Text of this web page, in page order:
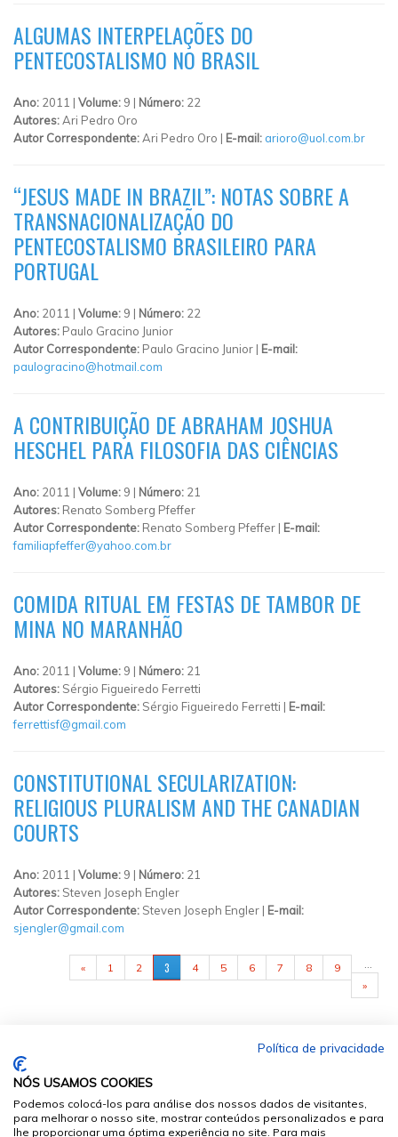
ALGUMAS INTERPELAÇÕES DO
PENTECOSTALISMO NO BRASIL
Ano: 2011 | Volume: 9 | Número: 22
Autores:Ari Pedro Oro
Autor Correspondente:Ari Pedro Oro | E-mail: arioro@uol.com.br
“JESUS MADE IN BRAZIL”: NOTAS SOBRE A
TRANSNACIONALIZAÇÃO DO
PENTECOSTALISMO BRASILEIRO PARA
PORTUGAL
Ano: 2011 | Volume: 9 | Número: 22
Autores: Paulo Gracino Junior
Autor Correspondente: Paulo Gracino Junior | E-mail:
paulogracino@hotmail.com
A CONTRIBUIÇÃO DE ABRAHAM JOSHUA
HESCHEL PARA FILOSOFIA DAS CIÊNCIAS
Ano: 2011 | Volume: 9 | Número: 21
Autores: Renato Somberg Pfeffer
Autor Correspondente: Renato Somberg Pfeffer | E-mail:
familiapfeffer@yahoo.com.br
COMIDA RITUAL EM FESTAS DE TAMBOR DE
MINA NO MARANHÃO
Ano: 2011 | Volume: 9 | Número: 21
Autores: Sérgio Figueiredo Ferretti
Autor Correspondente: Sérgio Figueiredo Ferretti | E-mail:
ferrettisf@gmail.com
CONSTITUTIONAL SECULARIZATION:
RELIGIOUS PLURALISM AND THE CANADIAN
COURTS
Ano: 2011 | Volume: 9 | Número: 21
Autores: Steven Joseph Engler
Autor Correspondente: Steven Joseph Engler | E-mail:
sjengler@gmail.com
PÁGINAS
« 1 2 3 4 5 6 7 8 9
»
Política de privacidade
NÓS USAMOS COOKIES
Podemos colocá-los para análise dos nossos dados de visitantes,
para melhorar o nosso site, mostrar conteúdos personalizados e para
lhe proporcionar uma óptima experiência no site. Para mais